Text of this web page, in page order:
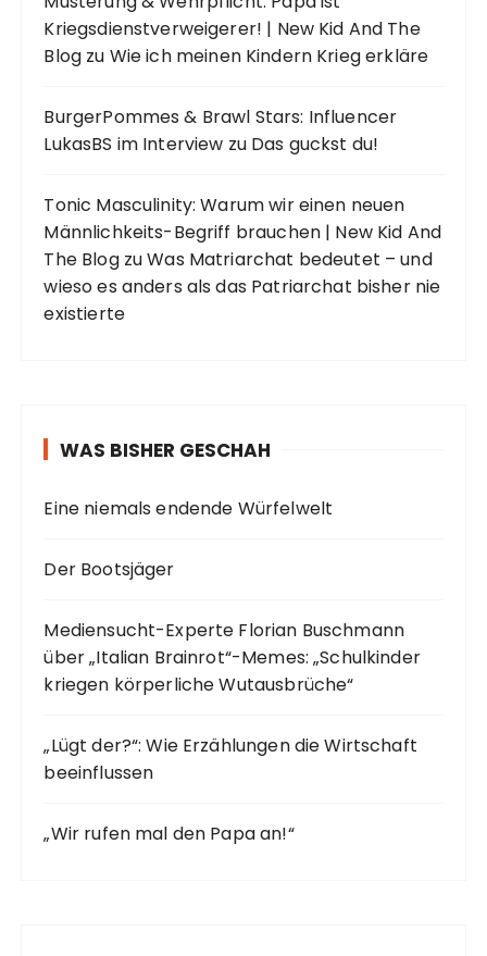
Kriegsdienstverweigerer! | New Kid And The
Blog zu Wie ich meinen Kindern Krieg erkläre
BurgerPommes & Brawl Stars: Influencer
LukasBS im Interview zu Das guckst du!
Tonic Masculinity: Warum wir einen neuen
Männlichkeits-Begriff brauchen | New Kid And
The BlogzuWas Matriarchat bedeutet – und
wieso es anders als das Patriarchat bisher nie
existierte
WAS BISHER GESCHAH
Eine niemals endende Würfelwelt
Der Bootsjäger
Mediensucht-Experte Florian Buschmann
über „Italian Brainrot“-Memes: „Schulkinder
kriegen körperliche Wutausbrüche“
„Lügt der?“: Wie Erzählungen die Wirtschaft
beeinflussen
„Wir rufen mal den Papa an!“